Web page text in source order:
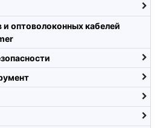
оптоволоконных кабелей